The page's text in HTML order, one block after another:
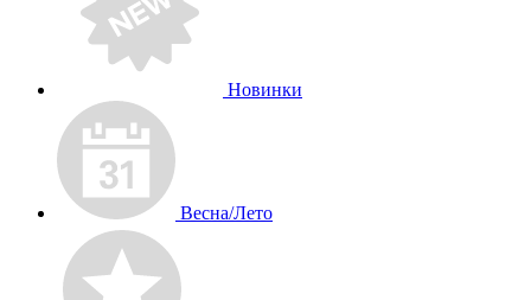
Новинки
Весна/Лето